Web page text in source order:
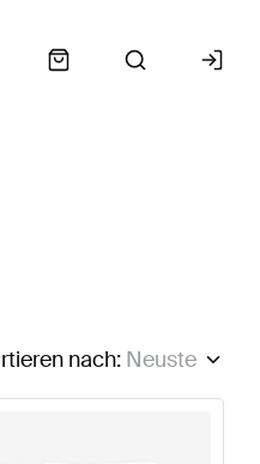
nach: Neuste